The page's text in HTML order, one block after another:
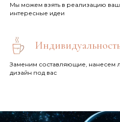
Мы можем взять в реализацию
интересные идеи
Заменим составляющие, нанесем
дизайн под вас